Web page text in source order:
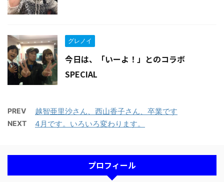
グレノイ
今日は、「いーよ！」とのコラボ
SPECIAL
PREV 越智亜里沙さん、西山香子さん、卒業です
NEXT 4月です。いろいろ変わります。
プロフィール